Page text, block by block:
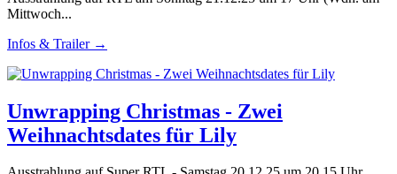
Mittwoch...
Infos & Trailer →
Unwrapping Christmas - Zwei
Weihnachtsdates für Lily